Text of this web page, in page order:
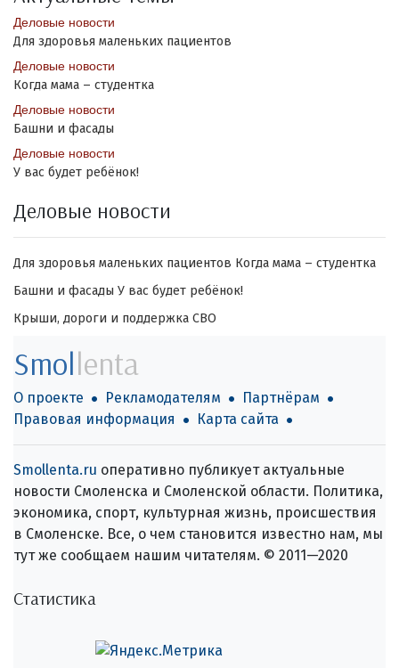
Деловые новости
Для здоровья маленьких пациентов
Деловые новости
Когда мама – студентка
Деловые новости
Башни и фасады
Деловые новости
У вас будет ребёнок!
Деловые новости
Для здоровья маленьких пациентов Когда мама – студентка
Башни и фасады У вас будет ребёнок!
Крыши, дороги и поддержка СВО
Smollenta
О проекте Рекламодателям
Партнёрам
Правовая информация
Карта сайта
Smollenta.ru оперативно публикует актуальные
новости Смоленска и Смоленской области. Политика,
экономика, спорт, культурная жизнь, происшествия
в Смоленске. Все, о чем становится известно нам, мы
тут же сообщаем нашим читателям. © 2011—2020
Статистика